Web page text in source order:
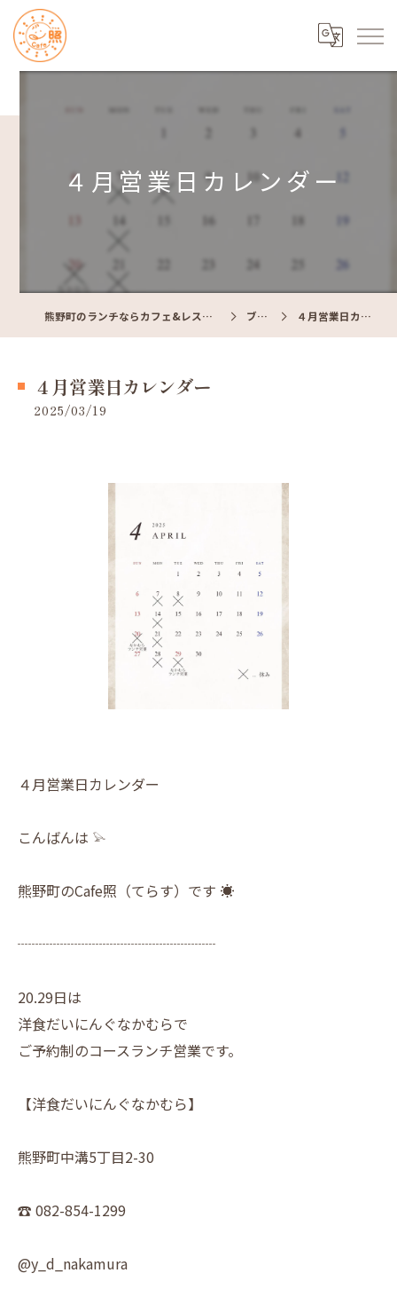
４月営業日カレンダー
熊野町のランチならカフェ&レストラン Cafe照 ブログ ４月営業日カレンダー
４月営業日カレンダー
2025/03/19
４月営業日カレンダー
こんばんは 𓅫
熊野町のCafe照（てらす）です ☀︎
┈┈┈┈┈┈┈┈┈┈┈┈┈┈
20.29日は
洋食だいにんぐなかむらで
ご予約制のコースランチ営業です。
【洋食だいにんぐなかむら】
熊野町中溝5丁目2-30
☎︎ 082-854-1299
@y_d_nakamura